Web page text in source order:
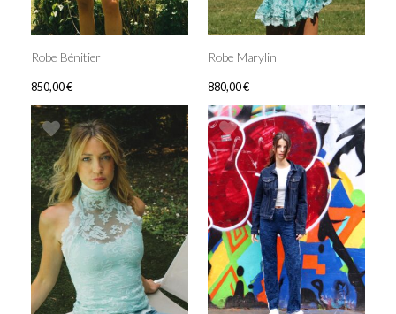
Robe Bénitier
850,00€
Robe Marylin
880,00€